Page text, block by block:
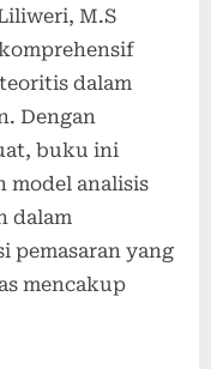
M.S
dalam
Dengan
buku ini
model analisis
dalam
pemasaran yang
mencakup